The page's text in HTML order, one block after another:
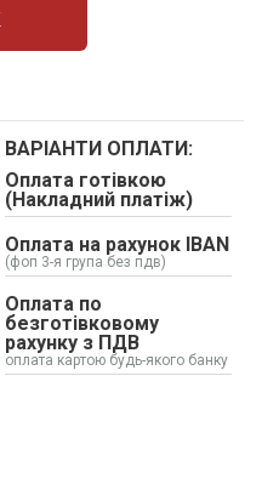
ВАРІАНТИ ОПЛАТИ:
Оплата готівкою
(Накладний платіж)
Оплата на рахунок IBAN
(фоп 3-я група без пдв)
Оплата по
безготівковому
рахунку з ПДВ
оплата картою будь-якого банку